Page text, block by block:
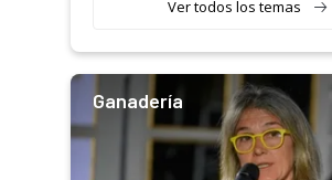
salto tecnológico en genética y
Ver todos los temas
Ganadería